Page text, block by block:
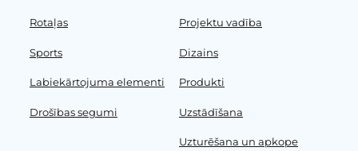
Rotaļas
Sports
Labiekārtojuma elementi
Drošības segumi
Projektu vadība
Dizains
Produkti
Uzstādīšana
Uzturēšana un apkope